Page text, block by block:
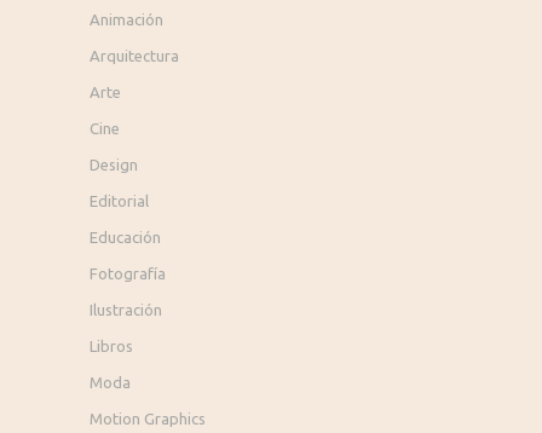
Animación
Arquitectura
Arte
Cine
Design
Editorial
Educación
Fotografía
Ilustración
Libros
Moda
Motion Graphics